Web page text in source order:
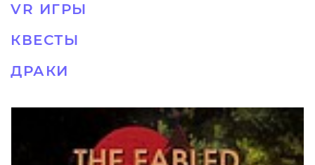
VR ИГРЫ
КВЕСТЫ
ДРАКИ